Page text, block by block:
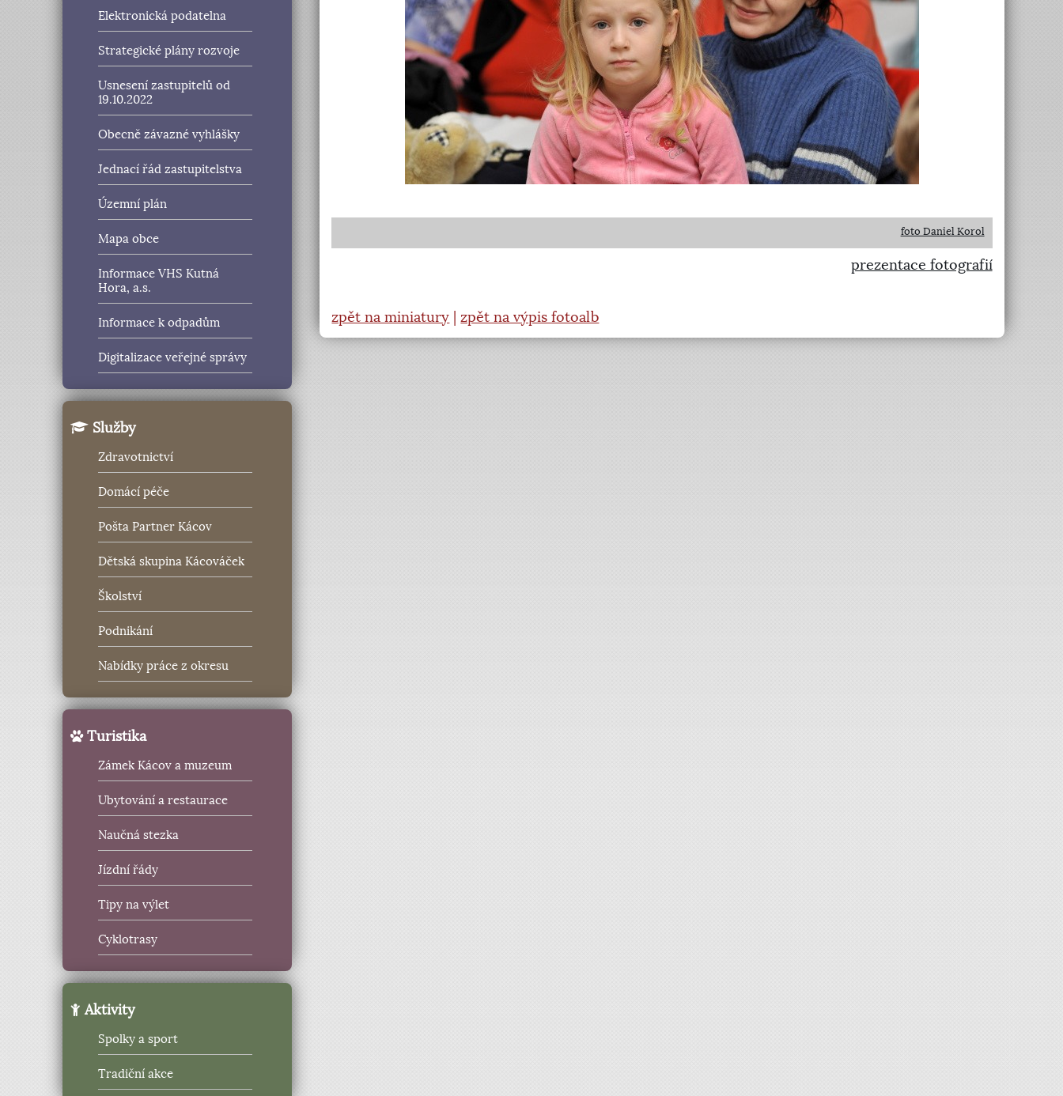
Elektronická podatelna
Strategické plány rozvoje
Usnesení zastupitelů od
19.10.2022
Obecně závazné vyhlášky
Jednací řád zastupitelstva
Územní plán
Mapa obce
Informace VHS Kutná
Hora, a.s.
Informace k odpadům
Digitalizace veřejné správy
Služby
Zdravotnictví
Domácí péče
Pošta Partner Kácov
Dětská skupina Kácováček
Školství
Podnikání
Nabídky práce z okresu
Turistika
Zámek Kácov a muzeum
Ubytování a restaurace
Naučná stezka
Jízdní řády
Tipy na výlet
Cyklotrasy
Aktivity
Spolky a sport
Tradiční akce
foto Daniel Korol
prezentace fotografií
zpět na miniatury |zpět na výpis fotoalb